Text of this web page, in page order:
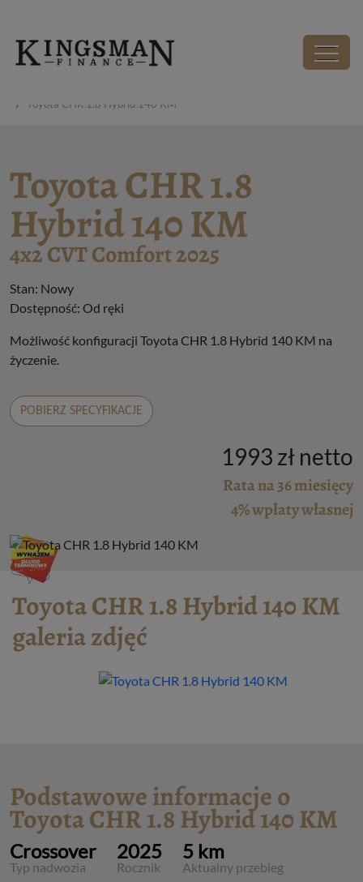
Toyota CHR 1.8 Hybrid 140 KM
Toyota CHR 1.8
Hybrid 140 KM
4x2 CVT Comfort 2025
Stan: Nowy
Dostępność: Od ręki
Możliwość konfiguracji Toyota CHR 1.8 Hybrid 140 KM na
życzenie.
POBIERZ SPECYFIKACJE
1993 zł netto
Rata na 36 miesięcy
4% wpłaty własnej
Toyota CHR 1.8 Hybrid 140 KM
galeria zdjęć
Podstawowe informacje o
Toyota CHR 1.8 Hybrid 140 KM
Crossover
Typ nadwozia
2025
Rocznik
5 km
Aktualny przebieg